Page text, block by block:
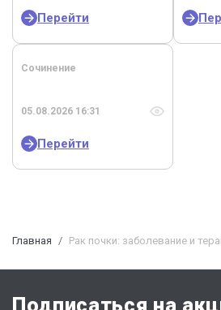
Перейти
Сочинение
05.08.2026 16:31
Перейти
Главная Рак почки: заболевание и